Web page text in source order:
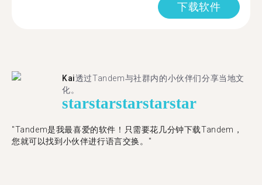
下载软件
Kai透过Tandem与社群内的小伙伴们分享当地文
化。
starstarstarstarstar
"Tandem是我最喜爱的软件！只需要花几分钟下载Tandem，
您就可以找到小伙伴进行语言交换。"